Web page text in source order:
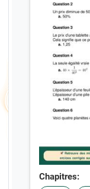
Chapitres: